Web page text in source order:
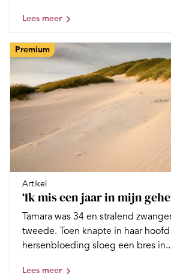
Lees meer
Premium
Artikel
‘Ik mis een jaar in mijn
Tamara was 34 en stralend
tweede. Toen knapte in haar
hersenbloeding sloeg een bres
Lees meer